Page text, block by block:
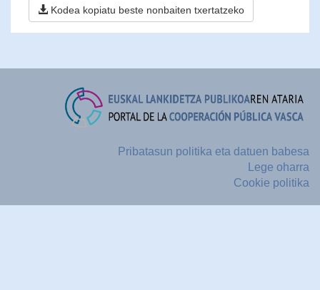
Kodea kopiatu beste nonbaiten txertatzeko
Pribatasun politika eta datuen babesa
Lege oharra
Cookie politika